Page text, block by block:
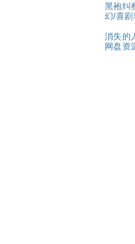
黑袍纠察队5
幻/喜
消失的
网盘资